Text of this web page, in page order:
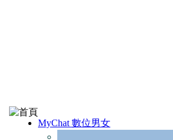
MyChat 數位男女